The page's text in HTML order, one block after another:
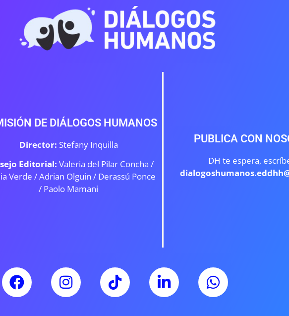
DE DIÁLOGOS HUMANOS
Director: Stefany Inquilla
Editorial: Valeria del Pilar Concha /
Verde /Adrian Olguin / Derassú Ponce
/ Paolo Mamani
PUBLICA CON
DH te espera,